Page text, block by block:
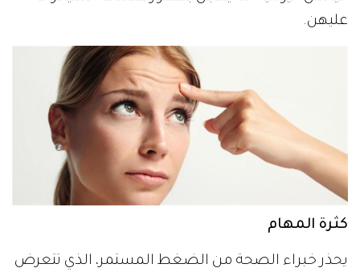
عليهن.
كثرة المهام
يحذر خبراء الصحة من الضغط المستمر، الذي تتعرض